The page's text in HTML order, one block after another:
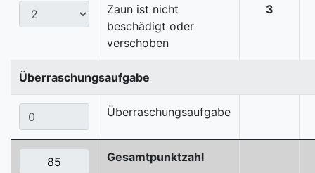
Zaun ist nicht
beschädigt oder
verschoben
3
Überraschungsaufgabe
Überraschungsaufgabe
Gesamtpunktzahl